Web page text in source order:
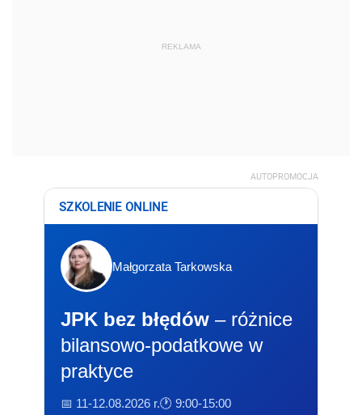
REKLAMA
AUTOPROMOCJA
SZKOLENIE ONLINE
Małgorzata Tarkowska
JPK bez błędów – różnice
bilansowo-podatkowe w
praktyce
📅 11-12.08.2026 r.🕐 9:00-15:00